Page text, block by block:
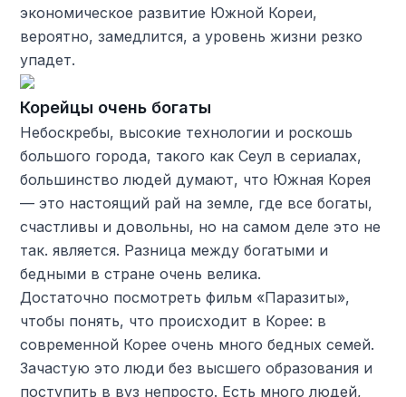
экономическое развитие Южной Кореи,
вероятно, замедлится, а уровень жизни резко
упадет.
Корейцы очень богаты
Небоскребы, высокие технологии и роскошь
большого города, такого как Сеул в сериалах,
большинство людей думают, что Южная Корея
— это настоящий рай на земле, где все богаты,
счастливы и довольны, но на самом деле это не
так. является. Разница между богатыми и
бедными в стране очень велика.
Достаточно посмотреть фильм «Паразиты»,
чтобы понять, что происходит в Корее: в
современной Корее очень много бедных семей.
Зачастую это люди без высшего образования и
поступить в вуз непросто. Есть много людей,